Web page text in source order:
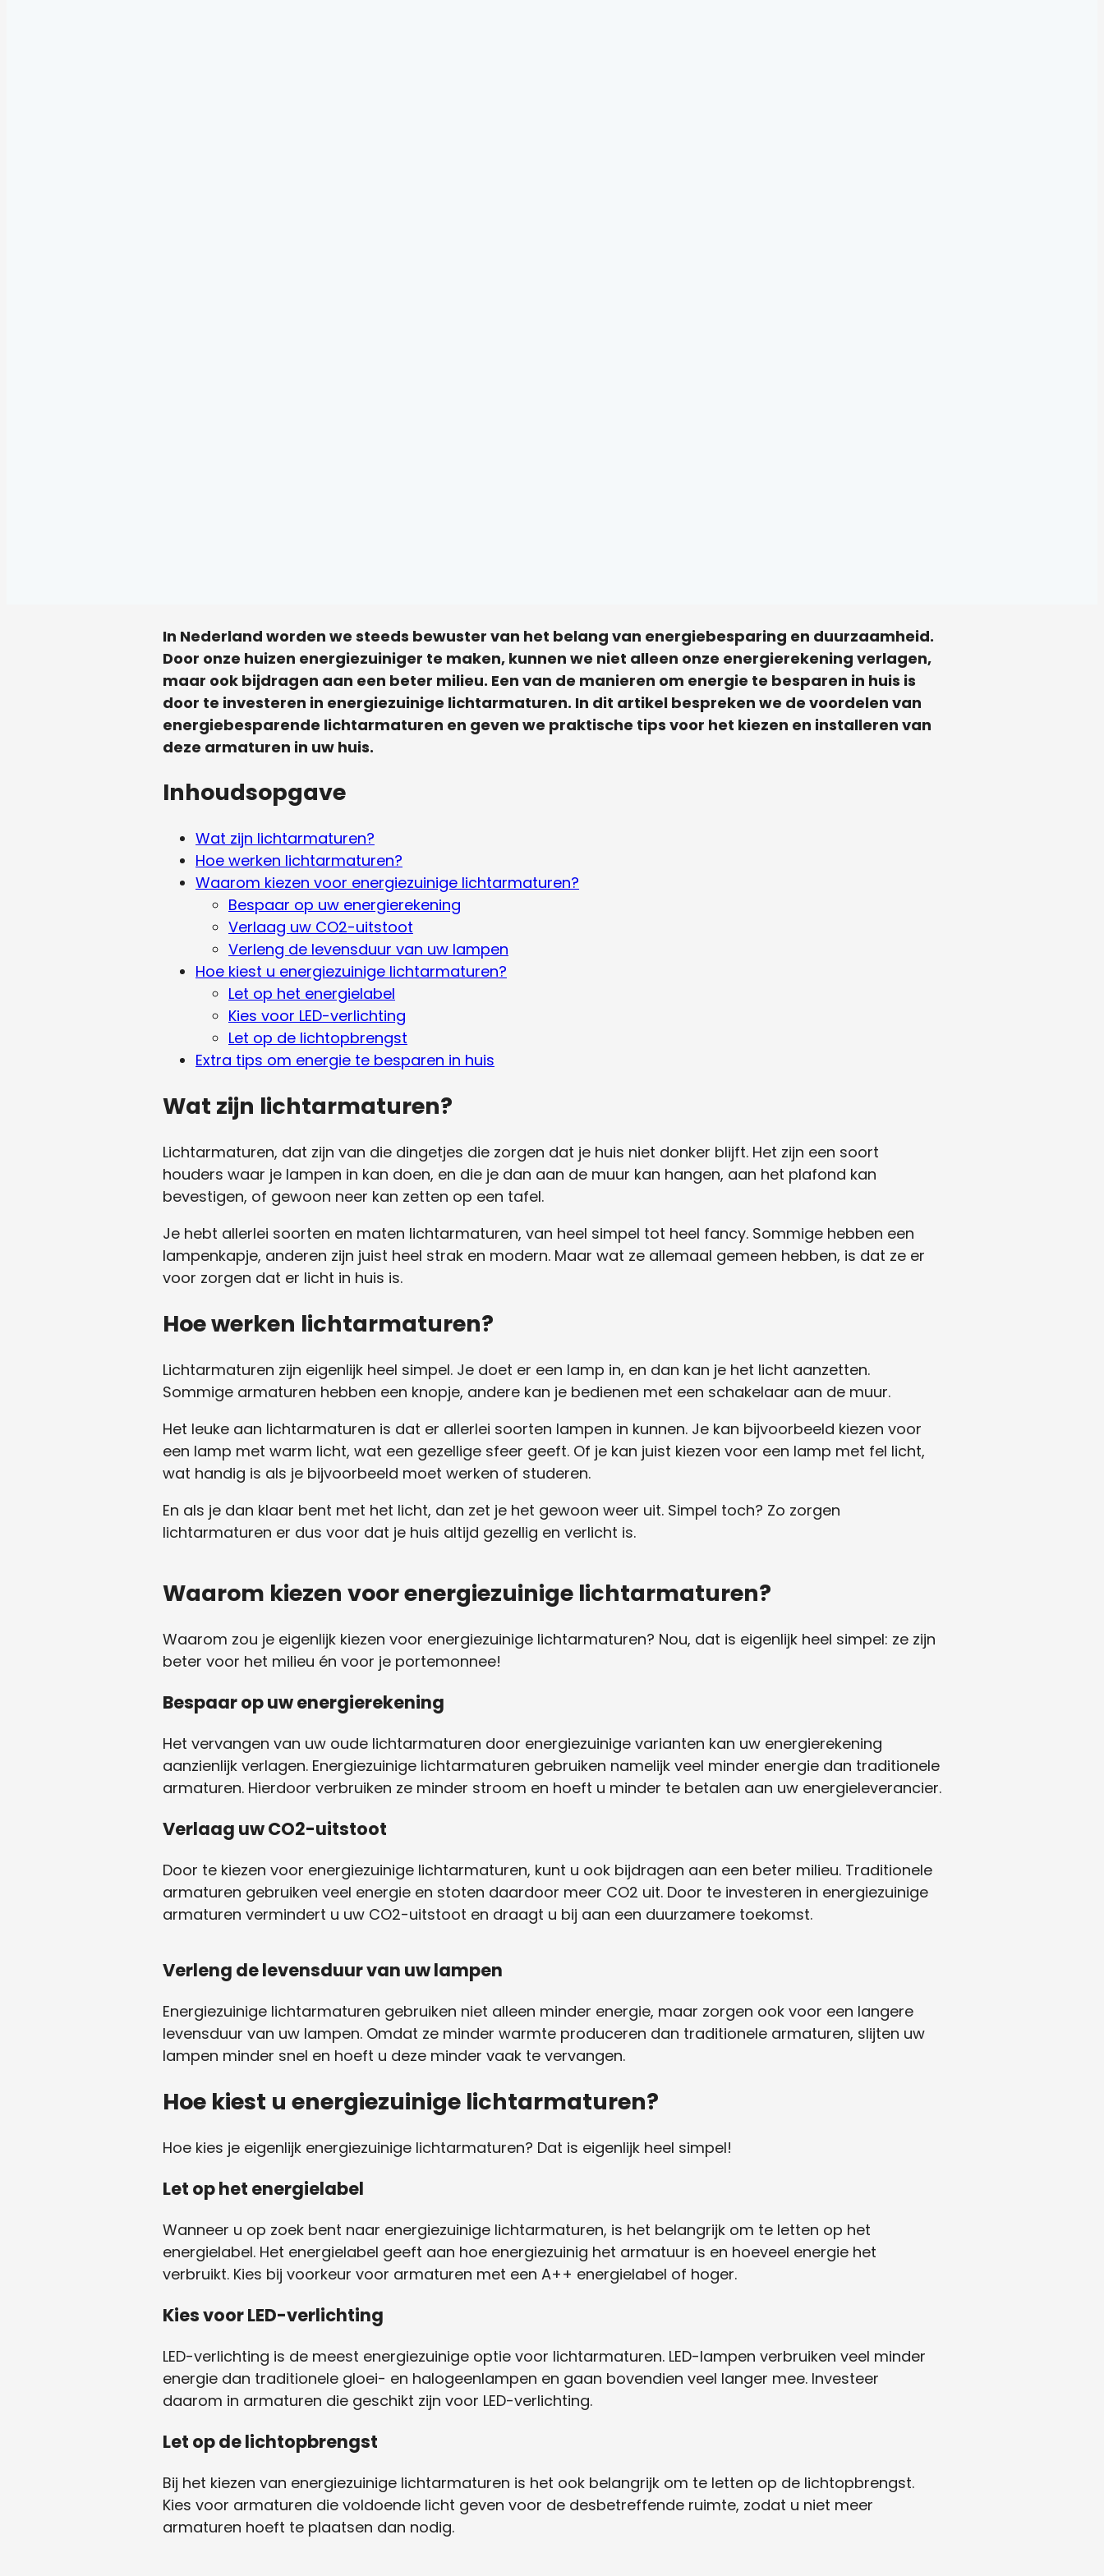
In Nederland worden we steeds bewuster van het belang van energiebesparing en duurzaamheid.
Door onze huizen energiezuiniger te maken, kunnen we niet alleen onze energierekening verlagen,
maar ook bijdragen aan een beter milieu. Een van de manieren om energie te besparen in huis is
door te investeren in energiezuinige lichtarmaturen. In dit artikel bespreken we de voordelen van
energiebesparende lichtarmaturen en geven we praktische tips voor het kiezen en installeren van
deze armaturen in uw huis.
Inhoudsopgave
Wat zijn lichtarmaturen?
Hoe werken lichtarmaturen?
Waarom kiezen voor energiezuinige lichtarmaturen?
Bespaar op uw energierekening
Verlaag uw CO2-uitstoot
Verleng de levensduur van uw lampen
Hoe kiest u energiezuinige lichtarmaturen?
Let op het energielabel
Kies voor LED-verlichting
Let op de lichtopbrengst
Extra tips om energie te besparen in huis
Wat zijn lichtarmaturen?
Lichtarmaturen, dat zijn van die dingetjes die zorgen dat je huis niet donker blijft. Het zijn een soort
houders waar je lampen in kan doen, en die je dan aan de muur kan hangen, aan het plafond kan
bevestigen, of gewoon neer kan zetten op een tafel.
Je hebt allerlei soorten en maten lichtarmaturen, van heel simpel tot heel fancy. Sommige hebben een
lampenkapje, anderen zijn juist heel strak en modern. Maar wat ze allemaal gemeen hebben, is dat ze er
voor zorgen dat er licht in huis is.
Hoe werken lichtarmaturen?
Lichtarmaturen zijn eigenlijk heel simpel. Je doet er een lamp in, en dan kan je het licht aanzetten.
Sommige armaturen hebben een knopje, andere kan je bedienen met een schakelaar aan de muur.
Het leuke aan lichtarmaturen is dat er allerlei soorten lampen in kunnen. Je kan bijvoorbeeld kiezen voor
een lamp met warm licht, wat een gezellige sfeer geeft. Of je kan juist kiezen voor een lamp met fel licht,
wat handig is als je bijvoorbeeld moet werken of studeren.
En als je dan klaar bent met het licht, dan zet je het gewoon weer uit. Simpel toch? Zo zorgen
lichtarmaturen er dus voor dat je huis altijd gezellig en verlicht is.
Waarom kiezen voor energiezuinige lichtarmaturen?
Waarom zou je eigenlijk kiezen voor energiezuinige lichtarmaturen? Nou, dat is eigenlijk heel simpel: ze zijn
beter voor het milieu én voor je portemonnee!
Bespaar op uw energierekening
Het vervangen van uw oude lichtarmaturen door energiezuinige varianten kan uw energierekening
aanzienlijk verlagen. Energiezuinige lichtarmaturen gebruiken namelijk veel minder energie dan traditionele
armaturen. Hierdoor verbruiken ze minder stroom en hoeft u minder te betalen aan uw energieleverancier.
Verlaag uw CO2-uitstoot
Door te kiezen voor energiezuinige lichtarmaturen, kunt u ook bijdragen aan een beter milieu. Traditionele
armaturen gebruiken veel energie en stoten daardoor meer CO2 uit. Door te investeren in energiezuinige
armaturen vermindert u uw CO2-uitstoot en draagt u bij aan een duurzamere toekomst.
Verleng de levensduur van uw lampen
Energiezuinige lichtarmaturen gebruiken niet alleen minder energie, maar zorgen ook voor een langere
levensduur van uw lampen. Omdat ze minder warmte produceren dan traditionele armaturen, slijten uw
lampen minder snel en hoeft u deze minder vaak te vervangen.
Hoe kiest u energiezuinige lichtarmaturen?
Hoe kies je eigenlijk energiezuinige lichtarmaturen? Dat is eigenlijk heel simpel!
Let op het energielabel
Wanneer u op zoek bent naar energiezuinige lichtarmaturen, is het belangrijk om te letten op het
energielabel. Het energielabel geeft aan hoe energiezuinig het armatuur is en hoeveel energie het
verbruikt. Kies bij voorkeur voor armaturen met een A++ energielabel of hoger.
Kies voor LED-verlichting
LED-verlichting is de meest energiezuinige optie voor lichtarmaturen. LED-lampen verbruiken veel minder
energie dan traditionele gloei- en halogeenlampen en gaan bovendien veel langer mee. Investeer
daarom in armaturen die geschikt zijn voor LED-verlichting.
Let op de lichtopbrengst
Bij het kiezen van energiezuinige lichtarmaturen is het ook belangrijk om te letten op de lichtopbrengst.
Kies voor armaturen die voldoende licht geven voor de desbetreffende ruimte, zodat u niet meer
armaturen hoeft te plaatsen dan nodig.